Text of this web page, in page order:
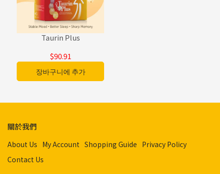
Taurin Plus
$90.91
장바구니에 추가
關於我們
About Us My Account Shopping Guide Privacy Policy
Contact Us